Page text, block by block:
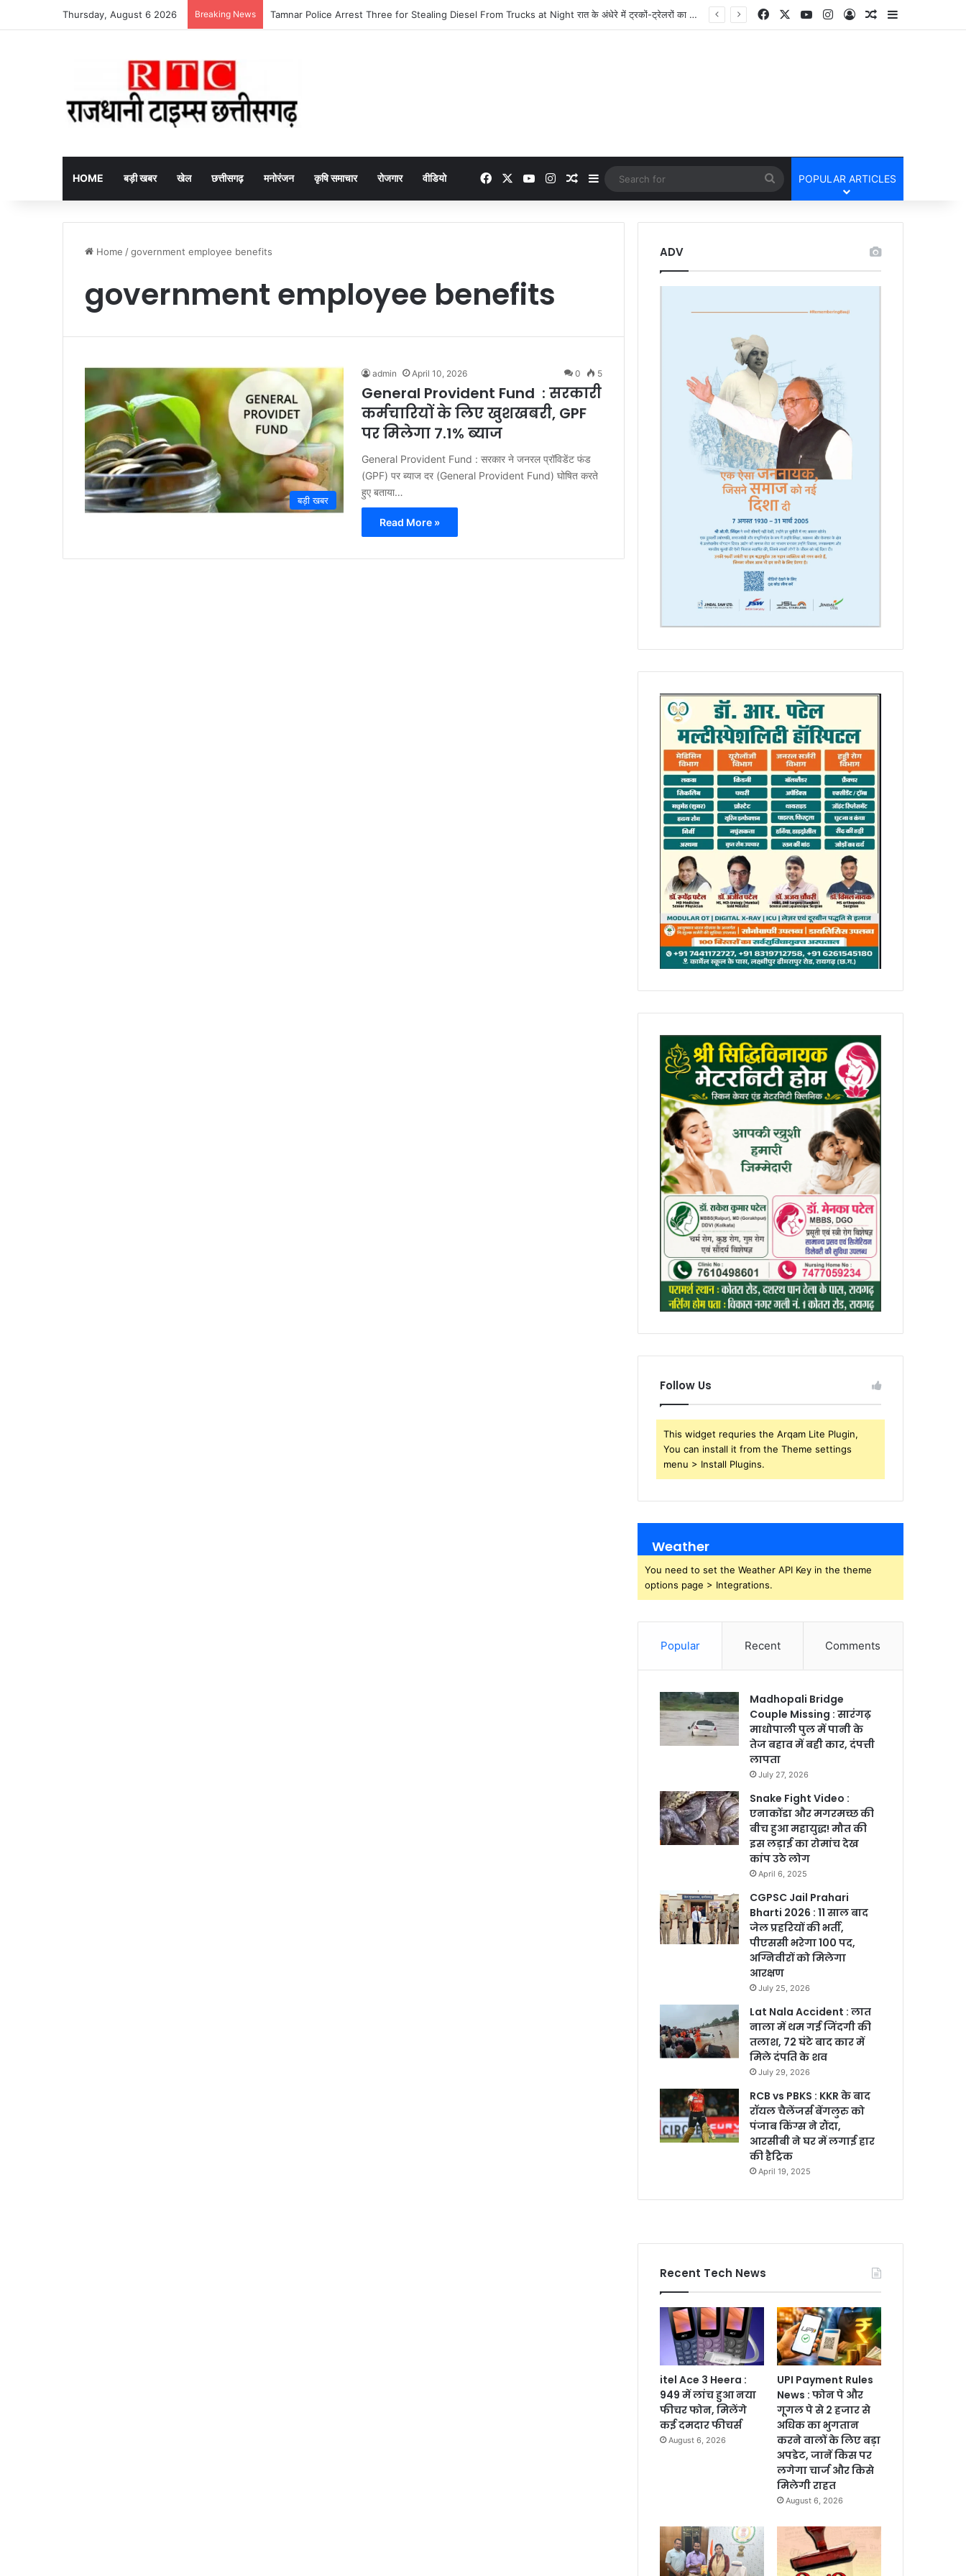
Thursday, August 6 2026 Breaking News itel Ace 3 Heera : 949 में लांच हुआ नया फीचर फोन, मिलेंगे कई दमदार फीचर्स FacebookYouTubeInstagram
Log InRandom Article
Sidebar
HOME बड़ी खबर खेल छत्तीसगढ़ मनोरंजन कृषि समाचार रोजगार वीडियो FacebookYouTubeInstagramRandom Article
Sidebar
Search
for
POPULAR ARTICLES
Home /government employee benefits
government employee benefits
बड़ी खबर
admin April 10, 2026 0 5
General Provident Fund : सरकारी
कर्मचारियों के लिए खुशखबरी, GPF
पर मिलेगा 7.1% ब्याज
General Provident Fund : सरकार ने जनरल प्रॉविडेंट फंड
(GPF) पर ब्याज दर (General Provident Fund) घोषित करते
हुए बताया…
Read More »
ADV
Follow Us
This widget requries the Arqam Lite Plugin,
You can install it from the Theme settings
menu > Install Plugins.
Weather
You need to set the Weather API Key in the theme
options page > Integrations.
Popular Recent Comments
Madhopali Bridge
Couple Missing : सारंगढ़
माधोपाली पुल में पानी के
तेज बहाव में बही कार, दंपत्ती
लापता
July 27, 2026
Snake Fight Video :
एनाकोंडा और मगरमच्छ की
बीच हुआ महायुद्ध! मौत की
इस लड़ाई का रोमांच देख
कांप उठे लोग
April 6, 2025
CGPSC Jail Prahari
Bharti 2026 : 11 साल बाद
जेल प्रहरियों की भर्ती,
पीएससी भरेगा 100 पद,
अग्निवीरों को मिलेगा
आरक्षण
July 25, 2026
Lat Nala Accident : लात
नाला में थम गई जिंदगी की
तलाश, 72 घंटे बाद कार में
मिले दंपति के शव
July 29, 2026
RCB vs PBKS : KKR के बाद
रॉयल चैलेंजर्स बेंगलुरु को
पंजाब किंग्स ने रौंदा,
आरसीबी ने घर में लगाई हार
की हैट्रिक
April 19, 2025
Recent Tech News
itel Ace 3 Heera :
949 में लांच हुआ नया
फीचर फोन, मिलेंगे
कई दमदार फीचर्स
August 6, 2026
UPI Payment Rules
News : फोन पे और
गूगल पे से 2 हजार से
अधिक का भुगतान
करने वालों के लिए बड़ा
अपडेट, जानें किस पर
लगेगा चार्ज और किसे
मिलेगी राहत
August 6, 2026